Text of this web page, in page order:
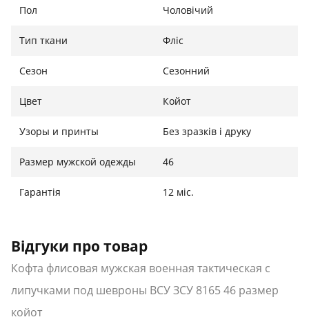
Тип: кофта тактическая
Материал: флис
Липучки под шевроны
Сезон: всесезонный
Международный
Размер
50
52
50-52 см 54 см
75 см
54
Пол Чоловічий
Тип ткани Фліс
Сезон Сезонний
Цвет Койот
Узоры и принты Без зразків і друку
Размер мужской одежды 46
Гарантія 12 міс.
Відгуки про товар
Кофта флисовая мужская военная тактическая с
липучками под шевроны ВСУ ЗСУ 8165 46 размер
койот